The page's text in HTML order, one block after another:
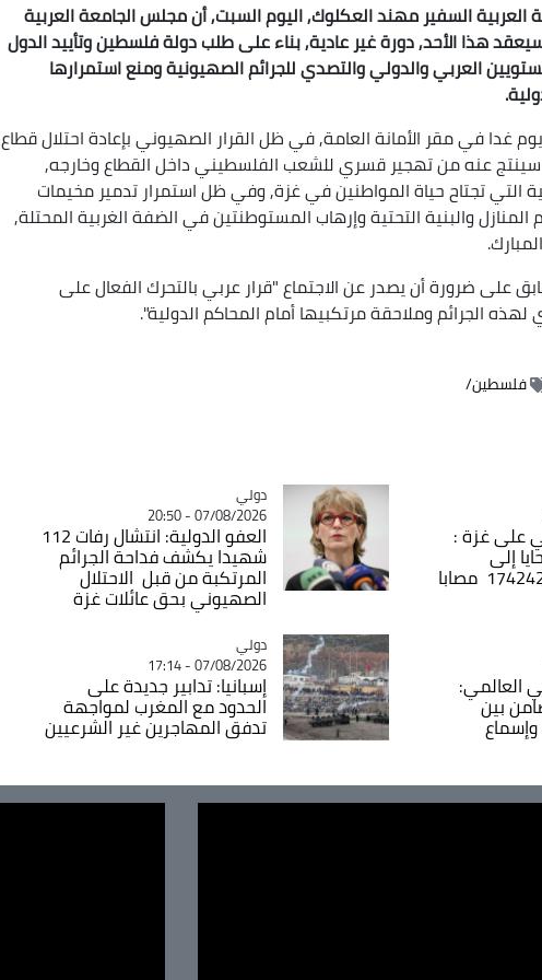
السفير مهند العكلوك, اليوم السبت, أن مجلس الجامعة العربية
هذا الأحد, دورة غير عادية, بناء على طلب دولة فلسطين وتأييد الدول
العربي والدولي والتصدي للجرائم الصهيونية ومنع استمرارها
غدا في مقر الأمانة العامة, في ظل القرار الصهيوني بإعادة احتلال قطاع
سينتج عنه من تهجير قسري للشعب الفلسطيني داخل القطاع وخارجه,
التي تجتاح حياة المواطنين في غزة, وفي ظل استمرار تدمير مخيمات
والبنية التحتية وإرهاب المستوطنتين في الضفة الغربية المحتلة,
ضرورة أن يصدر عن الاجتماع "قرار عربي بالتحرك الفعال على
الجرائم وملاحقة مرتكبيها أمام المحاكم الدولية".
فلسطين/
على غزة :
إلى
Catégorie
دولي
07/08/2026 - 20:50
العفو الدولية: انتشال رفات 112
شهيدا يكشف فداحة الجرائم
المرتكبة من قبل الاحتلال
الصهيوني بحق عائلات غزة
العالمي:
بين
وإسماع
Catégorie
دولي
07/08/2026 - 17:14
إسبانيا: تدابير جديدة على
الحدود مع المغرب لمواجهة
تدفق المهاجرين غير الشرعيين